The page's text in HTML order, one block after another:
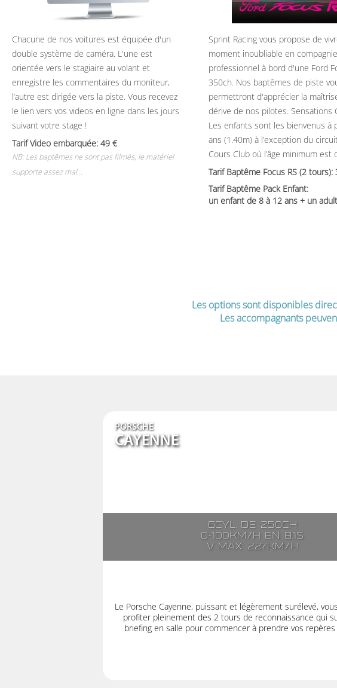
Chacune de nos voitures est équipée d'un
double système de caméra. L'une est
orientée vers le stagiaire au volant et
enregistre les commentaires du moniteur,
l’autre est dirigée vers la piste. Vous recevez
le lien vers vos videos en ligne dans les jours
suivant votre stage !
Tarif Video embarquée: 49
NB: Les baptêmes ne sont pas filmés, le matériel
supporte assez mal...
Sprint Racing vous propose de
moment inoubliable en
professionnel à bord d'une Ford
350ch. Nos baptêmes de piste
permettront d'apprécier la
dérive de nos pilotes. Sensations
Les enfants sont les bienvenus à
ans (1.40m) à l’exception du
Cours Club où l’âge minimum est
Tarif Baptême Focus RS (2
Tarif Baptême Pack Enfant:
un enfant de 8 à 12 ans + un
Les options sont disponibles
Les accompagnants
PORSCHE
CAYENNE
6cyl. de 250ch
0-100km/h en 8.1s
V max: 227km/h
Le Porsche Cayenne, puissant et légèrement surélevé,
profiter pleinement des 2 tours de reconnaissance qui
briefing en salle pour commencer à prendre vos